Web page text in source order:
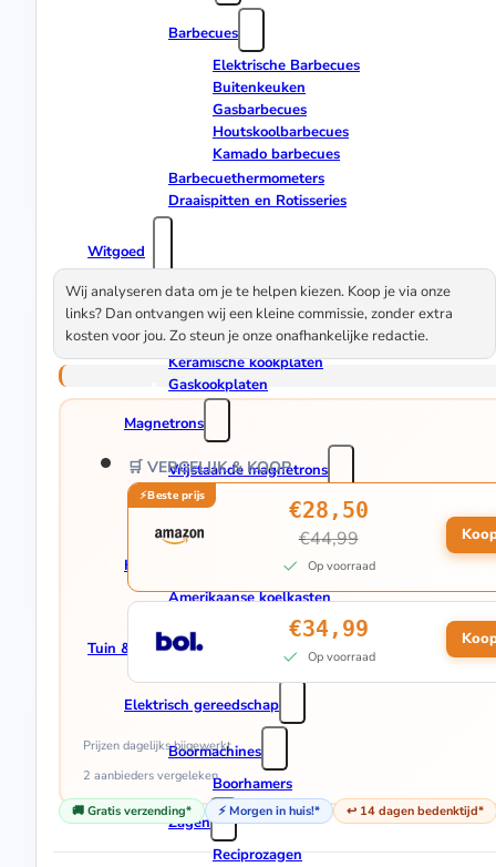
Barbecues
Elektrische Barbecues
Buitenkeuken
Gasbarbecues
Houtskoolbarbecues
Kamado barbecues
Barbecuethermometers
Draaispitten en Rotisseries
Witgoed
Kookplaten
Inductie kookplaten
Keramische kookplaten
Gaskookplaten
Magnetrons
Vrijstaande magnetrons
Vrijstaande Solo Magnetrons
Vrijstaande Combimagnetrons
Koelkasten & Vriezers
Amerikaanse koelkasten
Tuin & Klussen
Elektrisch gereedschap
Boormachines
Boorhamers
Zagen
Reciprozagen
Wij analyseren data om je te helpen kiezen. Koop je via onze
links? Dan ontvangen wij een kleine commissie, zonder extra
kosten voor jou. Zo steun je onze onafhankelijke redactie.
🛒 VERGELIJK & KOOP
€28,50
€44,99
Op voorraad
€34,99
Op voorraad
Prijzen dagelijks bijgewerkt
2 aanbieders vergeleken
🚚 Gratis verzending* ⚡ Morgen in huis!* ↩️ 14 dagen bedenktijd*